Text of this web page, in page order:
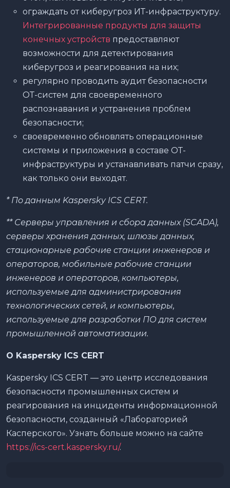
ограждать от киберугроз ИТ-инфраструктуру.
Интегрированные продукты для защиты
конечных устройств предоставляют
возможности для детектирования
киберугроз и реагирования на них;
регулярно проводить аудит безопасности
ОТ-систем для своевременного
распознавания и устранения проблем
безопасности;
своевременно обновлять операционные
системы и приложения в составе ОТ-
инфраструктуры и устанавливать патчи сразу,
как только они выходят.
* По данным Kaspersky ICS CERT.
** Серверы управления и сбора данных (SCADA),
серверы хранения данных, шлюзы данных,
стационарные рабочие станции инженеров и
операторов, мобильные рабочие станции
инженеров и операторов, компьютеры,
используемые для администрирования
технологических сетей, и компьютеры,
используемые для разработки ПО для систем
промышленной автоматизации.
О Kaspersky ICS CERT
Kaspersky ICS CERT — это центр исследования
безопасности промышленных систем и
реагирования на инциденты информационной
безопасности, созданный «Лабораторией
Касперского». Узнать больше можно на сайте
https://ics-cert.kaspersky.ru/.